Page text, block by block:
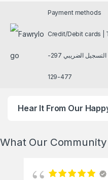
Payment methods
Credit/Debit cards |
رقم التسجيل الضريبي 297-
477-129
Hear It From Our
What Our Community